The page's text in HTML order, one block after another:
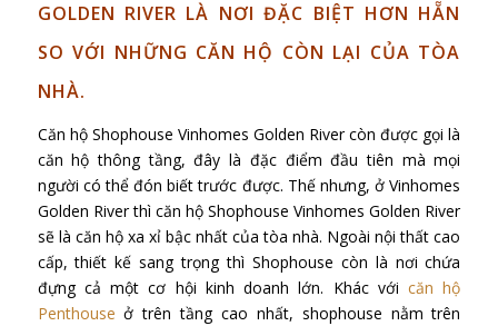
GOLDEN RIVER LÀ NƠI ĐẶC BIỆT HƠN HẴN
SO VỚI NHỮNG CĂN HỘ CÒN LẠI CỦA TÒA
NHÀ.
Căn hộ Shophouse Vinhomes Golden River còn được gọi là
căn hộ thông tầng, đây là đặc điểm đầu tiên mà mọi
người có thể đón biết trước được. Thế nhưng, ở Vinhomes
Golden River thì căn hộ Shophouse Vinhomes Golden River
sẽ là căn hộ xa xỉ bậc nhất của tòa nhà. Ngoài nội thất cao
cấp, thiết kế sang trọng thì Shophouse còn là nơi chứa
đựng cả một cơ hội kinh doanh lớn. Khác vớicăn hộ
Penthouse ở trên tầng cao nhất, shophouse nằm trên